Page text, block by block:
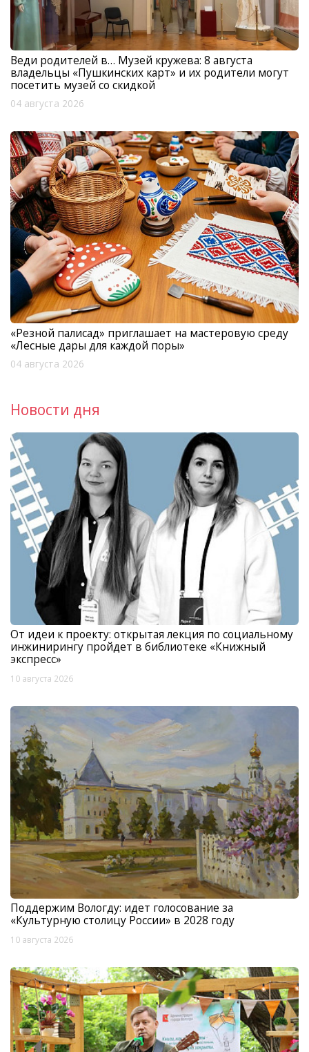
Веди родителей в… Музей кружева: 8 августа
владельцы «Пушкинских карт» и их родители могут
посетить музей со скидкой
04 августа 2026
«Резной палисад» приглашает на мастеровую среду
«Лесные дары для каждой поры»
04 августа 2026
Новости дня
От идеи к проекту: открытая лекция по социальному
инжинирингу пройдет в библиотеке «Книжный
экспресс»
10 августа 2026
Поддержим Вологду: идет голосование за
«Культурную столицу России» в 2028 году
10 августа 2026